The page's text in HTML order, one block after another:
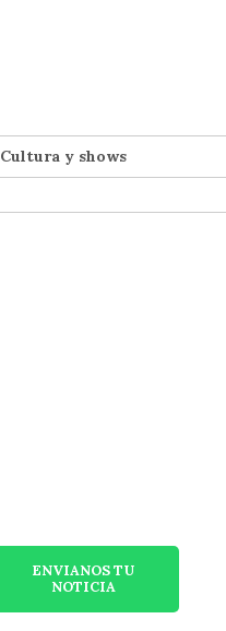
Cultura y shows
ENVIANOS TU
NOTICIA